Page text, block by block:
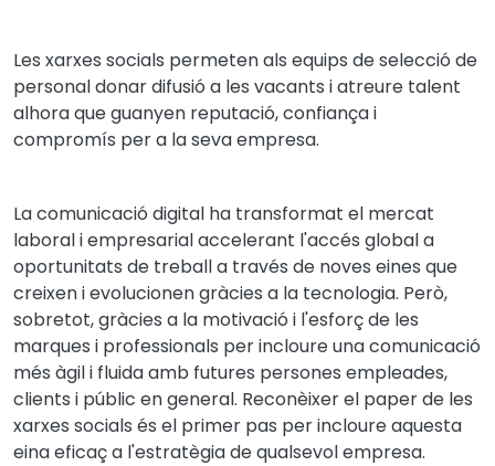
Les xarxes socials permeten als equips de selecció de
personal donar difusió a les vacants i atreure talent
alhora que guanyen reputació, confiança i
compromís per a la seva empresa.
La comunicació digital ha transformat el mercat
laboral i empresarial accelerant l'accés global a
oportunitats de treball a través de noves eines que
creixen i evolucionen gràcies a la tecnologia. Però,
sobretot, gràcies a la motivació i l'esforç de les
marques i professionals per incloure una comunicació
més àgil i fluida amb futures persones empleades,
clients i públic en general. Reconèixer el paper de les
xarxes socials és el primer pas per incloure aquesta
eina eficaç a l'estratègia de qualsevol empresa.